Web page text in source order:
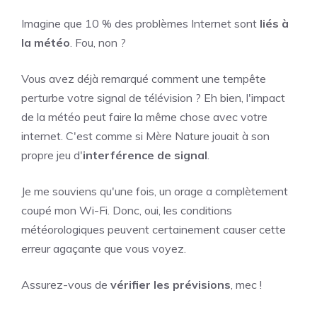
Imagine que 10 % des problèmes Internet sont liés à
la météo . Fou, non ?
Vous avez déjà remarqué comment une tempête
perturbe votre signal de télévision ? Eh bien, l'impact
de la météo peut faire la même chose avec votre
internet. C'est comme si Mère Nature jouait à son
propre jeu d'interférence de signal
Je me souviens qu'une fois, un orage a complètement
coupé mon Wi-Fi. Donc, oui, les conditions
météorologiques peuvent certainement causer cette
erreur agaçante que vous voyez.
Assurez-vous de vérifier les prévisions , mec !